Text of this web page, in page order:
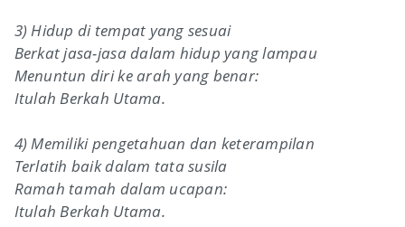
3) Hidup di tempat yang sesuai
Berkat jasa-jasa dalam hidup yang lampau
Menuntun diri ke arah yang benar:
Itulah Berkah Utama.
4) Memiliki pengetahuan dan keterampilan
Terlatih baik dalam tata susila
Ramah tamah dalam ucapan:
Itulah Berkah Utama.